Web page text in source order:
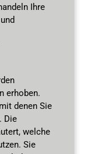
Ihre
erhoben.
denen Sie
Die
welche
Sie